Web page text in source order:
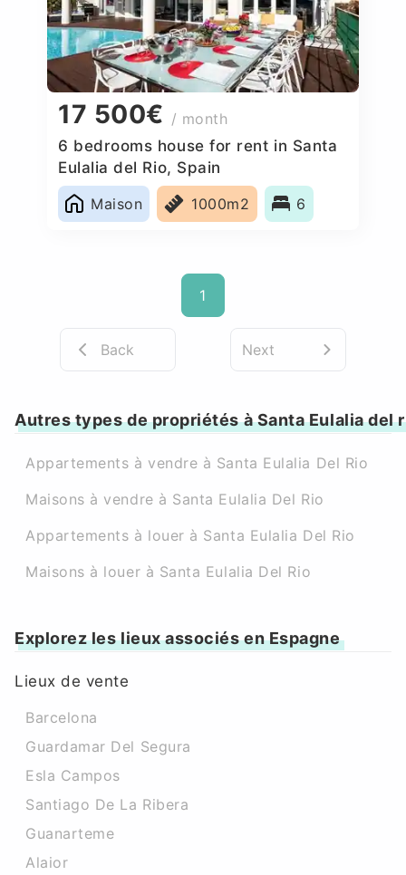
17 500€ / month
6 bedrooms house for rent in Santa
Eulalia del Rio, Spain
Maison
1000m2 6
1
Back Next
Autres types de propriétés à Santa Eulalia del
Appartements à vendre à Santa Eulalia Del Rio
Maisons à vendre à Santa Eulalia Del Rio
Appartements à louer à Santa Eulalia Del Rio
Maisons à louer à Santa Eulalia Del Rio
Explorez les lieux associés en Espagne
Lieux de vente
Barcelona
Guardamar Del Segura
Esla Campos
Santiago De La Ribera
Guanarteme
Alaior